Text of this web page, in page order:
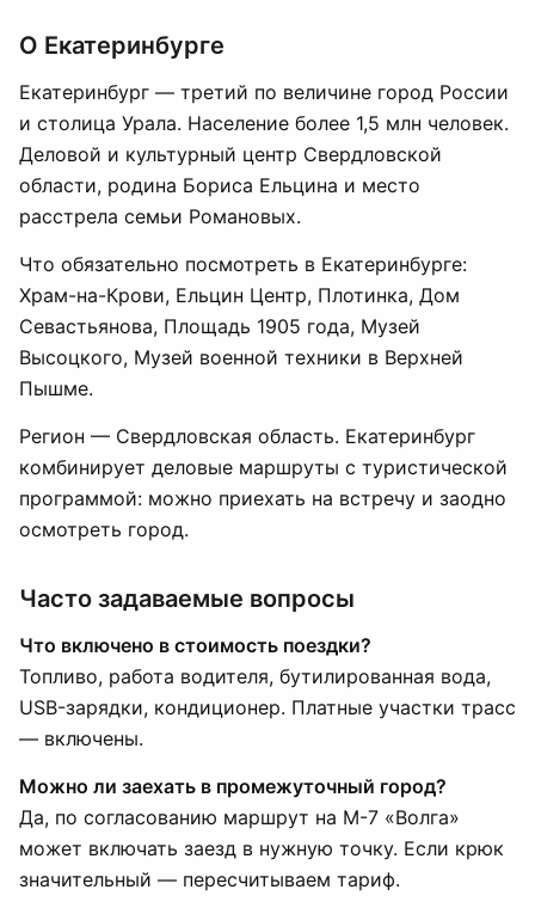
О Екатеринбурге
Екатеринбург — третий по величине город России
и столица Урала. Население более 1,5 млн человек.
Деловой и культурный центр Свердловской
области, родина Бориса Ельцина и место
расстрела семьи Романовых.
Что обязательно посмотреть в Екатеринбурге:
Храм-на-Крови, Ельцин Центр, Плотинка, Дом
Севастьянова, Площадь 1905 года, Музей
Высоцкого, Музей военной техники в Верхней
Пышме.
Регион — Свердловская область. Екатеринбург
комбинирует деловые маршруты с туристической
программой: можно приехать на встречу и заодно
осмотреть город.
Часто задаваемые вопросы
Что включено в стоимость поездки?
Топливо, работа водителя, бутилированная вода,
USB-зарядки, кондиционер. Платные участки трасс
— включены.
Можно ли заехать в промежуточный город?
Да, по согласованию маршрут на М-7 «Волга»
может включать заезд в нужную точку. Если крюк
значительный — пересчитываем тариф.